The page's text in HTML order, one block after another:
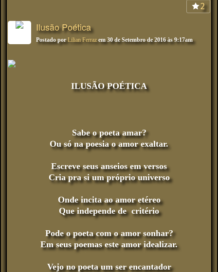
2
Ilusão Poética
Postado porLilian Ferraz em 30 de Setembro de 2016 às 9:17am
ILUSÃO POÉTICA
Sabe o poeta amar?
Ou só na poesia o amor exaltar.
Escreve seus anseios em versos
Cria pra si um próprio universo
Onde incita ao amor etéreo
Que independe de critério
Pode o poeta com o amor sonhar?
Em seus poemas este amor idealizar.
Vejo no poeta um ser encantador